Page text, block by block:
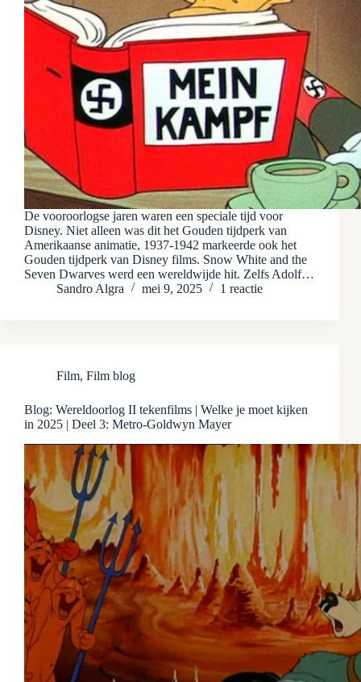
De vooroorlogse jaren waren een speciale tijd voor
Disney. Niet alleen was dit het Gouden tijdperk van
Amerikaanse animatie, 1937-1942 markeerde ook het
Gouden tijdperk van Disney films. Snow White and the
Seven Dwarves werd een wereldwijde hit. Zelfs Adolf…
Sandro Algra
mei 9, 2025 1 reactie
Film, Film blog
Blog: Wereldoorlog II tekenfilms | Welke je moet kijken
in 2025 | Deel 3: Metro-Goldwyn Mayer